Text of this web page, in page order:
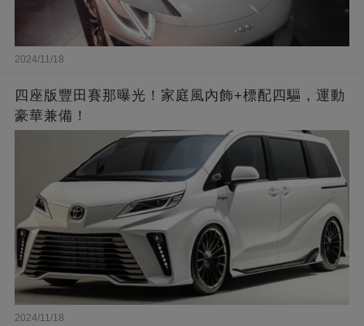
2024/11/18
四座版豐田賽那曝光！家庭風內飾+標配四驅，運動
豪華兼備！
2024/11/18